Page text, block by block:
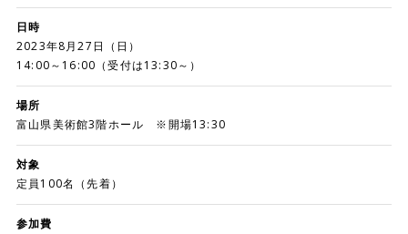
日時
2023年8月27日（日）
14:00～16:00（受付は13:30～）
場所
富山県美術館3階ホール ※開場13:30
対象
定員100名（先着）
参加費